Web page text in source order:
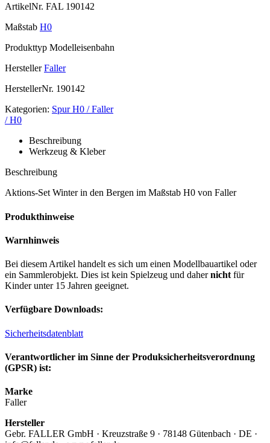
ArtikelNr. FAL 190142
Maßstab H0
Produkttyp Modelleisenbahn
Hersteller Faller
HerstellerNr. 190142
Kategorien: Spur H0 / Faller
/ H0
Beschreibung
Werkzeug & Kleber
Beschreibung
Aktions-Set Winter in den Bergen im Maßstab H0 von Faller
Produkthinweise
Warnhinweis
Bei diesem Artikel handelt es sich um einen Modellbauartikel oder
ein Sammlerobjekt. Dies ist kein Spielzeug und dahernicht für
Kinder unter 15 Jahren geeignet.
Verfügbare Downloads:
Sicherheitsdatenblatt
Verantwortlicher im Sinne der Produksicherheitsverordnung
(GPSR) ist:
Marke
Faller
Hersteller
Gebr. FALLER GmbH · Kreuzstraße 9 · 78148 Gütenbach · DE ·